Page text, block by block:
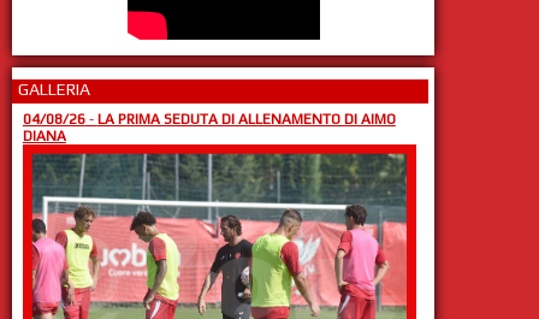
GALLERIA
04/08/26- LA PRIMA SEDUTA DI ALLENAMENTO DI AIMO
DIANA